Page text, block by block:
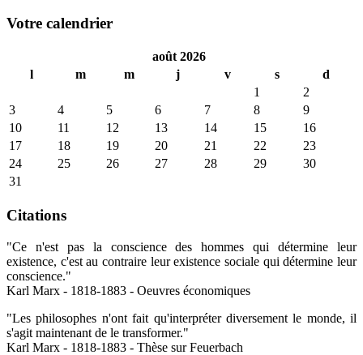
Votre calendrier
août 2026
l
m m j v s
d
1
2
3
4 5 6 7 8
9
10
11 12 13 14 15
16
17
18 19 20 21 22
23
24
25 26 27 28 29
30
31
Citations
"Ce n'est pas la conscience des hommes qui détermine leur
existence, c'est au contraire leur existence sociale qui détermine leur
conscience."
Karl Marx - 1818-1883 - Oeuvres économiques
"Les philosophes n'ont fait qu'interpréter diversement le monde, il
s'agit maintenant de le transformer."
Karl Marx - 1818-1883 - Thèse sur Feuerbach